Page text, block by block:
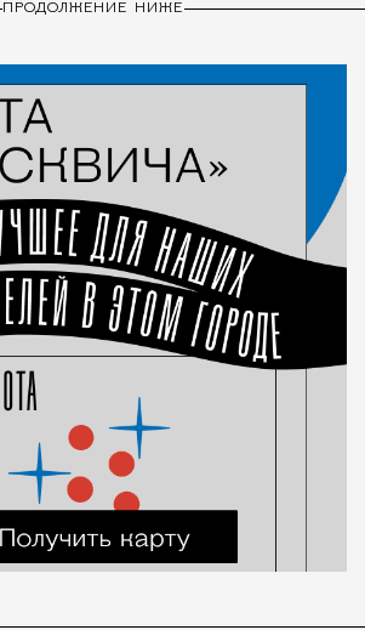
ПРОДОЛЖЕНИЕ НИЖЕ